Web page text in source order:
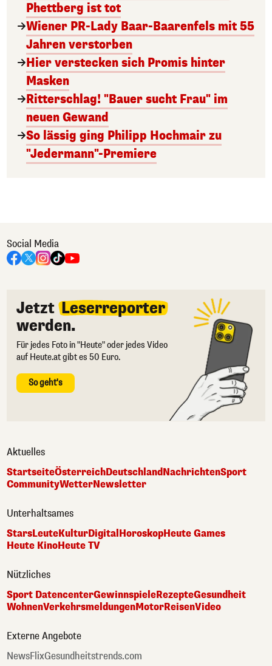
Phettberg ist tot
Wiener PR-Lady Baar-Baarenfels mit 55
Jahren verstorben
Hier verstecken sich Promis hinter
Masken
Ritterschlag! "Bauer sucht Frau" im
neuen Gewand
So lässig ging Philipp Hochmair zu
"Jedermann"-Premiere
Social Media
Jetzt Leserreporter
werden.
Für jedes Foto in "Heute" oder jedes Video
auf Heute.at gibt es 50 Euro.
So geht's
Aktuelles
StartseiteÖsterreichDeutschlandNachrichtenSport
CommunityWetterNewsletter
Unterhaltsames
StarsLeuteKulturDigital HoroskopHeute Games
Heute KinoHeute TV
Nützliches
Sport DatencenterGewinnspieleRezepteGesundheit
WohnenVerkehrsmeldungenMotorReisenVideo
Externe Angebote
NewsFlixGesundheitstrends.com